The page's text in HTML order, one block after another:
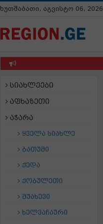
ხუთშაბათი, აგვისტო 06, 2026
სიახლეები
აფხაზეთი
აჭარა
ყველა სიახლე
ბათუმი
ქედა
ქობულეთი
შუახევი
ხელვაჩაური